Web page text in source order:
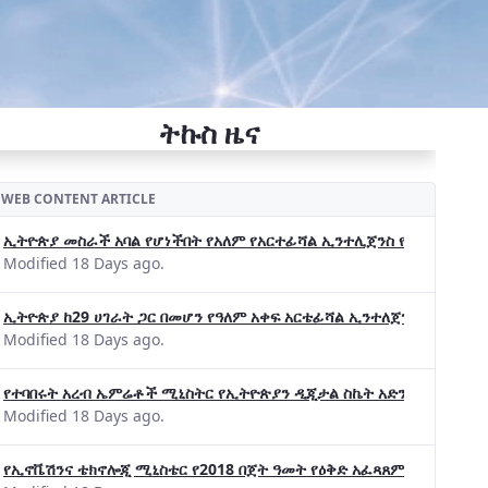
ትኩስ ዜና
WEB CONTENT ARTICLE
ኢትዮጵያ መስራች አባል የሆነችበት የአለም የአርተፊሻል ኢንተሊጀንስ የትብብር
Modified 18 Days ago.
ኢትዮጵያ ከ29 ሀገራት ጋር በመሆን የዓለም አቀፍ አርቴፊሻል ኢንተለጀንስ ትብብር
Modified 18 Days ago.
የተባበሩት አረብ ኤምሬቶች ሚኒስትር የኢትዮጵያን ዲጂታል ስኬት አድንቀዋል
Modified 18 Days ago.
የኢኖቬሽንና ቴክኖሎጂ ሚኒስቴር የ2018 በጀት ዓመት የዕቅድ አፈጻጸምና የቀጣይ